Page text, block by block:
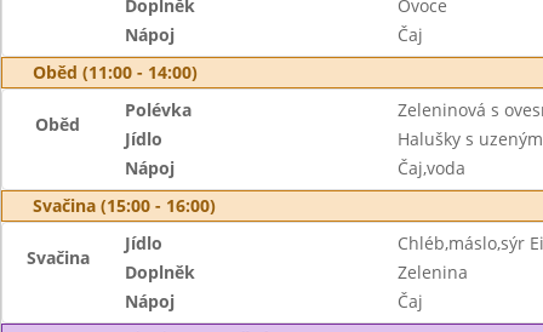
Doplněk
Ovoce
Nápoj
Čaj
Oběd (11:00 - 14:00)
Oběd
Polévka
Zeleninová s
Jídlo
Halušky s
Nápoj
Čaj,voda
Svačina (15:00 - 16:00)
Svačina
Jídlo
Chléb,máslo,sýr
Doplněk
Zelenina
Nápoj
Čaj